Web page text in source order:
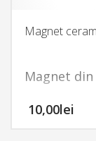
Magnet
Magnet
Comanda
10,00lei